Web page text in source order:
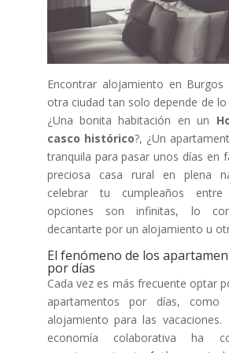
Encontrar alojamiento en
otra ciudad tan solo depende de
¿Una bonita habitación en un
casco histórico?, ¿Un
tranquila para pasar unos días en
preciosa casa rural en plena
celebrar tu cumpleaños entre
opciones son infinitas, lo
decantarte por un alojamiento u
El fenómeno de los
por días
Cada vez es más frecuente optar
apartamentos por días, como
alojamiento para las
economía colaborativa ha